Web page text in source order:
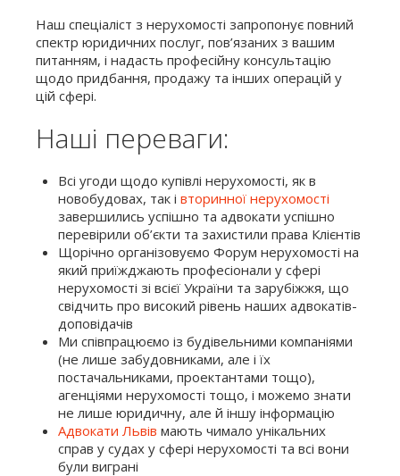
Наш спеціаліст з нерухомості запропонує повний
спектр юридичних послуг, пов’язаних з вашим
питанням, і надасть професійну консультацію
щодо придбання, продажу та інших операцій у
цій сфері.
Наші переваги:
Всі угоди щодо купівлі нерухомості, як в
новобудовах, так і вторинної нерухомості
завершились успішно та адвокати успішно
перевірили об’єкти та захистили права Клієнтів
Щорічно організовуємо Форум нерухомості на
який приїжджають професіонали у сфері
нерухомості зі всієї України та зарубіжжя, що
свідчить про високий рівень наших адвокатів-
доповідачів
Ми співпрацюємо із будівельними компаніями
(не лише забудовниками, але і їх
постачальниками, проектантами тощо),
агенціями нерухомості тощо, і можемо знати
не лише юридичну, але й іншу інформацію
Адвокати Львів мають чимало унікальних
справ у судах у сфері нерухомості та всі вони
були виграні